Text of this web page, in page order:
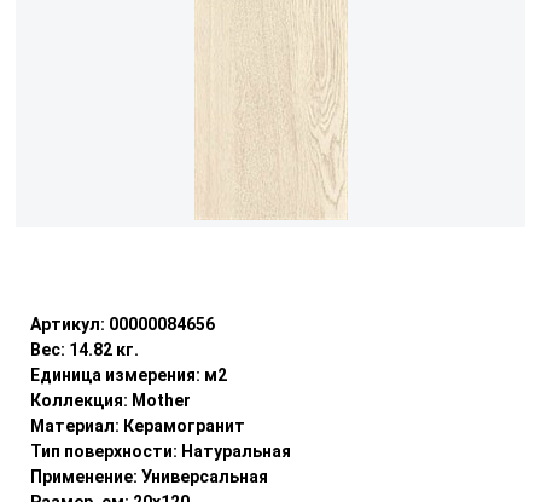
Артикул: 00000084656
Вес: 14.82 кг.
Единица измерения: м2
Коллекция: Mother
Материал: Керамогранит
Тип поверхности: Натуральная
Применение: Универсальная